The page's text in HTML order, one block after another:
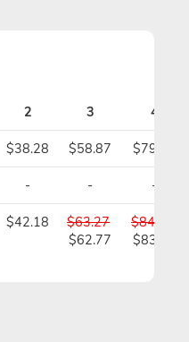
2 3 4
$38.28 $58.87 $79.46
- - -
$42.18
$63.27
$62.77
$84.36
$83.36